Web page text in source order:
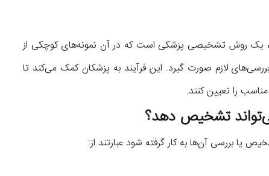
یک روش تشخیصی پزشکی است که در آن نمونه‌های کوچکی از
لازم صورت گیرد. این فرآیند به پزشکان کمک می‌کند تا
را تعیین کنند.
تشخیص دهد؟
یا بررسی آن‌ها به کار گرفته شود عبارتند از: